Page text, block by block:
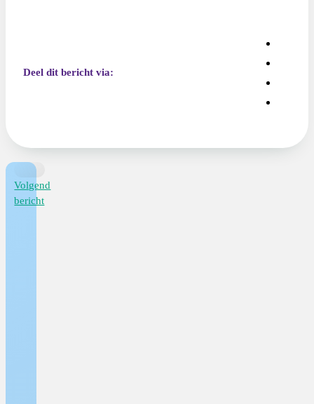
Deel dit bericht via:
Volgend
bericht